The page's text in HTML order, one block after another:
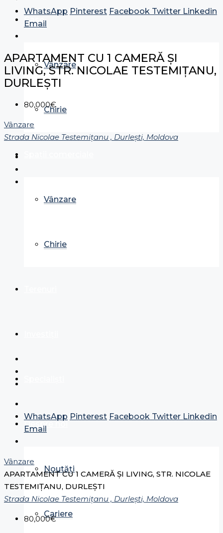
Case
Vânzare
Chirie
Vânzare
Chirie
Despre noi
Noutăți
Cariere
WhatsApp Pinterest Facebook Twitter Linkedin
Email
APARTAMENT CU 1 CAMERĂ ŞI
LIVING, STR. NICOLAE TESTEMIȚANU,
DURLEȘTI
80,000€
Vânzare
Strada Nicolae Testemițanu , Durleşti, Moldova
WhatsApp Pinterest Facebook Twitter Linkedin
Email
Vânzare
APARTAMENT CU 1 CAMERĂ ŞI LIVING, STR. NICOLAE
TESTEMIȚANU, DURLEȘTI
Strada Nicolae Testemițanu , Durleşti, Moldova
80,000€